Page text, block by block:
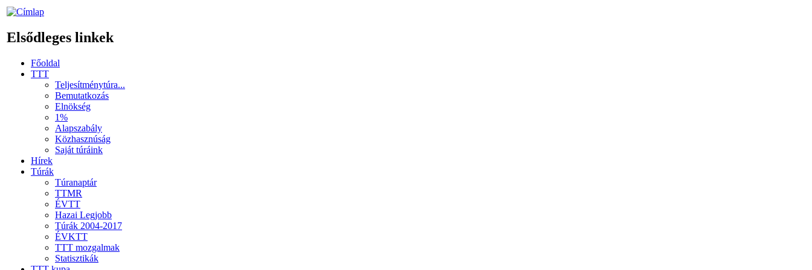
Elsődleges linkek
Főoldal
TTT
Teljesítménytúra...
Bemutatkozás
Elnökség
1%
Alapszabály
Közhasznúság
Saját túráink
Hírek
Túrák
Túranaptár
TTMR
ÉVTT
Hazai Legjobb
Túrák 2004-2017
ÉVKTT
TTT mozgalmak
Statisztikák